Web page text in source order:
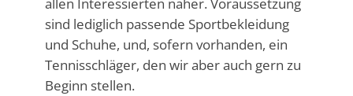
sind lediglich passende Sportbekleidung
und Schuhe, und, sofern vorhanden, ein
Tennisschläger, den wir aber auch gern zu
Beginn stellen.